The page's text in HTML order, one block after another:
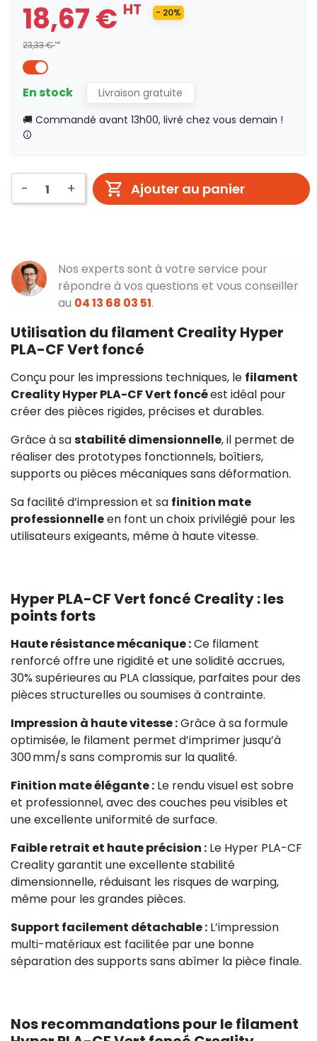
18,67 € HT
23,33 €HT
- 20%
En stock
Livraison gratuite
🚚 Commandé avant 13h00, livré chez vous demain !
- + Ajouter au panier
Nos experts sont à votre service pour
répondre à vos questions et vous conseiller
au 04 13 68 03 51.
Utilisation du filament Creality Hyper
PLA-CF Vert foncé
Conçu pour les impressions techniques, le filament
Creality Hyper PLA-CF Vert foncéest idéal pour
créer des pièces rigides, précises et durables.
Grâce à sastabilité dimensionnelle, il permet de
réaliser des prototypes fonctionnels, boîtiers,
supports ou pièces mécaniques sans déformation.
Sa facilité d’impression et sa finition mate
professionnelleen font un choix privilégié pour les
utilisateurs exigeants, même à haute vitesse.
Hyper PLA-CF Vert foncé Creality : les
points forts
Haute résistance mécanique :Ce filament
renforcé offre une rigidité et une solidité accrues,
30% supérieures au PLA classique, parfaites pour des
pièces structurelles ou soumises à contrainte.
Impression à haute vitesse :Grâce à sa formule
optimisée, le filament permet d’imprimer jusqu’à
300 mm/s sans compromis sur la qualité.
Finition mate élégante : Le rendu visuel est sobre
et professionnel, avec des couches peu visibles et
une excellente uniformité de surface.
Faible retrait et haute précision : Le Hyper PLA-CF
Creality garantit une excellente stabilité
dimensionnelle, réduisant les risques de warping,
même pour les grandes pièces.
Support facilement détachable : L’impression
multi-matériaux est facilitée par une bonne
séparation des supports sans abîmer la pièce finale.
Nos recommandations pour le filament